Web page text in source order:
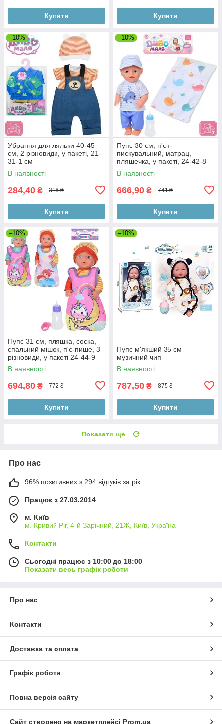
Купити Купити
–10%
Убрання для ляльки 40-45
см, 2 різновиди, у пакеті, 21-
31-1 см
В наявності
284,40 ₴ 316 ₴
Купити
–10%
Пупс 30 см, п'єп-
пискувальний, матрац,
пляшечка, у пакеті, 24-42-8
см
В наявності
666,90 ₴ 741 ₴
Купити
–10%
Пупс 31 см, пляшка, соска,
спальний мішок, п'є-пише, 3
різновиди, у пакеті 24-44-9
см
В наявності
694,80 ₴ 772 ₴
Купити
–10%
Пупс м'якший 35 см
музичний чип
В наявності
787,50 ₴ 875 ₴
Купити
Показати ще
Про нас
96% позитивних з 294 відгуків за рік
Працює з 27.03.2014
м. Київ
м. Кривий Ріг, 4-й Зарічний, 21Ж, Київ, Україна
Контакти
Сьогодні працює з 10:00 до 18:00
Показати весь графік роботи
Про нас
Контакти
Доставка та оплата
Графік роботи
Повна версія сайту
Сайт створено на маркетплейсі Prom.ua